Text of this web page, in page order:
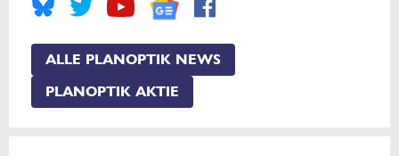
ALLE PLANOPTIK NEWS
PLANOPTIK AKTIE